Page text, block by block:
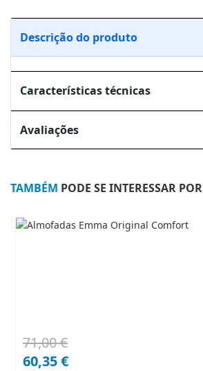
Descrição do produto
Características técnicas
Avaliações
TAMBÉM PODE SE INTERESSAR POR
71,00€
O
preço
60,35€
O
preço